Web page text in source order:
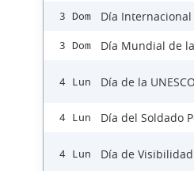
3 Dom Día
3 Dom Día Mundial de
4 Lun Día de la UNESCO
4 Lun Día del Soldado
4 Lun Día de